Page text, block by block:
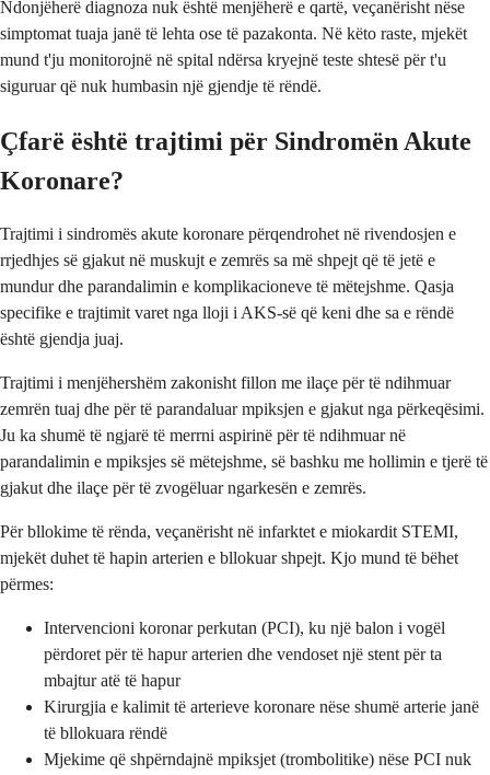
Ndonjëherë diagnoza nuk është menjëherë e qartë, veçanërisht nëse
simptomat tuaja janë të lehta ose të pazakonta. Në këto raste, mjekët
mund t'ju monitorojnë në spital ndërsa kryejnë teste shtesë për t'u
siguruar që nuk humbasin një gjendje të rëndë.
Çfarë është trajtimi për Sindromën Akute
Koronare?
Trajtimi i sindromës akute koronare përqendrohet në rivendosjen e
rrjedhjes së gjakut në muskujt e zemrës sa më shpejt që të jetë e
mundur dhe parandalimin e komplikacioneve të mëtejshme. Qasja
specifike e trajtimit varet nga lloji i AKS-së që keni dhe sa e rëndë
është gjendja juaj.
Trajtimi i menjëhershëm zakonisht fillon me ilaçe për të ndihmuar
zemrën tuaj dhe për të parandaluar mpiksjen e gjakut nga përkeqësimi.
Ju ka shumë të ngjarë të merrni aspirinë për të ndihmuar në
parandalimin e mpiksjes së mëtejshme, së bashku me hollimin e tjerë të
gjakut dhe ilaçe për të zvogëluar ngarkesën e zemrës.
Për bllokime të rënda, veçanërisht në infarktet e miokardit STEMI,
mjekët duhet të hapin arterien e bllokuar shpejt. Kjo mund të bëhet
përmes:
Intervencioni koronar perkutan (PCI), ku një balon i vogël
përdoret për të hapur arterien dhe vendoset një stent për ta
mbajtur atë të hapur
Kirurgjia e kalimit të arterieve koronare nëse shumë arterie janë
të bllokuara rëndë
Mjekime që shpërndajnë mpiksjet (trombolitike) nëse PCI nuk